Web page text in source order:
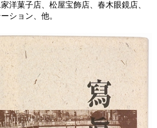
洋菓子店、松屋宝飾店、春木眼鏡店、
ション、他。